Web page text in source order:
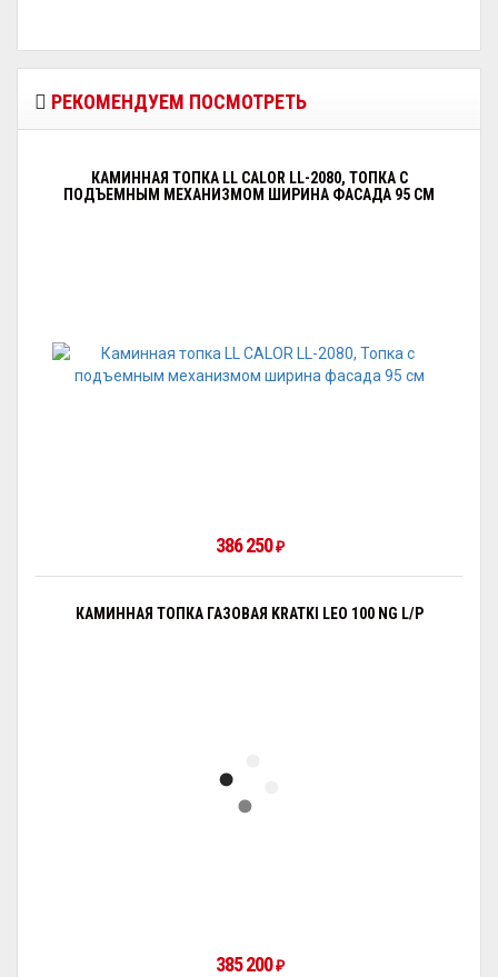
РЕКОМЕНДУЕМ ПОСМОТРЕТЬ
КАМИННАЯ ТОПКА LL CALOR LL-2080, ТОПКА С
ПОДЪЕМНЫМ МЕХАНИЗМОМ ШИРИНА ФАСАДА 95 СМ
386 250₽
КАМИННАЯ ТОПКА ГАЗОВАЯ KRATKI LEO 100 NG L/P
385 200₽